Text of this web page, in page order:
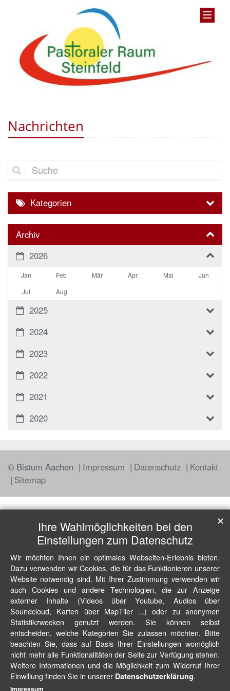
Nachrichten
Suche
Kategorien
Archiv
2026
Jan Feb Mär Apr Mai
Jun
Jul
Aug
2025
2024
2023
2022
2021
2020
© Bistum Aachen Impressum Datenschutz
Kontakt
Sitemap
Ihre Wahlmöglichkeiten bei den
Einstellungen zum Datenschutz
Wir möchten Ihnen ein optimales Webseiten-Erlebnis bieten.
Dazu verwenden wir Cookies, die für das Funktionieren unserer
Website notwendig sind. Mit Ihrer Zustimmung verwenden wir
auch Cookies und andere Technologien, die zur Anzeige
externer Inhalte (Videos über Youtube, Audios über
Soundcloud, Karten über MapTiler ...) oder zu anonymen
Statistikzwecken genutzt werden. Sie können selbst
entscheiden, welche Kategorien Sie zulassen möchten. Bitte
beachten Sie, dass auf Basis Ihrer Einstellungen womöglich
nicht mehr alle Funktionalitäten der Seite zur Verfügung stehen.
Weitere Informationen und die Möglichkeit zum Widerruf Ihrer
Einwillung finden Sie in unserer Datenschutzerklärung.
✕
Impressum